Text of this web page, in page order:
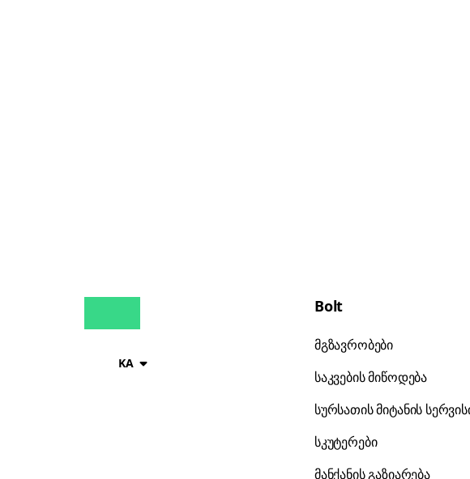
KA
Bolt
მგზავრობები
საკვების მიწოდება
სურსათის მიტანის
სკუტერები
მანქანის გაზიარება